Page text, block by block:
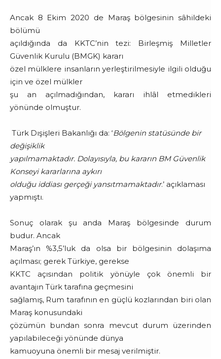
Ancak 8 Ekim 2020 de Maraş bölgesinin sâhildeki
bölümü
açıldığında da KKTC’nin tezi: Birleşmiş Milletler
Güvenlik Kurulu (BMGK) kararı
özel mülklere insanların yerleştirilmesiyle ilgili olduğu
için ve özel mülkler
şu an açılmadığından, kararı ihlâl etmedikleri
yönünde olmuştur.
Türk Dışişleri Bakanlığı da: ‘Bölgenin statüsünde bir
değişiklik
yapılmamaktadır. Dolayısıyla, bu kararın BM Güvenlik
Konseyi kararlarına aykırı
olduğu iddiası gerçeği yansıtmamaktadır.’ açıklaması
yapmıştı.
Sonuç olarak şu anda Maraş bölgesinde durum
budur. Ancak
Maraş’ın %3,5’luk da olsa bir bölgesinin dolaşıma
açılması; gerek Türkiye, gerekse
KKTC açısından politik yönüyle çok önemli bir
avantajın Türk tarafına geçmesini
sağlamış, Rum tarafının en güçlü kozlarından biri olan
Maraş konusundaki
çözümün bundan sonra mevcut durum üzerinden
yapılabileceği yönünde dünya
kamuoyuna önemli bir mesaj verilmiştir.